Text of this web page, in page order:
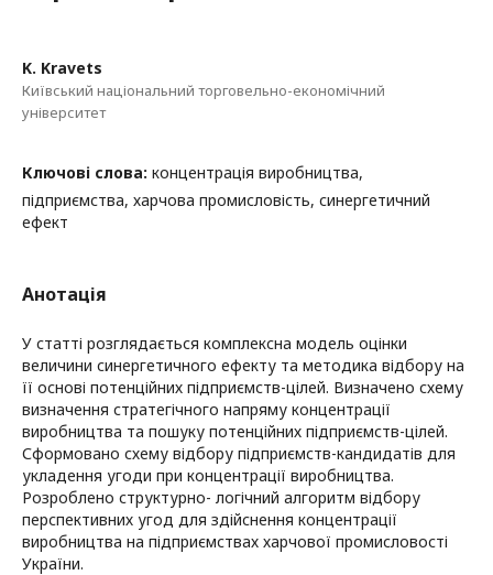
K. Kravets
Київський національний торговельно-економічний
університет
Ключові слова: концентрація виробництва,
підприємства, харчова промисловість, синергетичний
ефект
Анотація
У статті розглядається комплексна модель оцінки
величини синергетичного ефекту та методика відбору на
її основі потенційних підприємств-цілей. Визначено схему
визначення стратегічного напряму концентрації
виробництва та пошуку потенційних підприємств-цілей.
Сформовано схему відбору підприємств-кандидатів для
укладення угоди при концентрації виробництва.
Розроблено структурно- логічний алгоритм відбору
перспективних угод для здійснення концентрації
виробництва на підприємствах харчової промисловості
України.